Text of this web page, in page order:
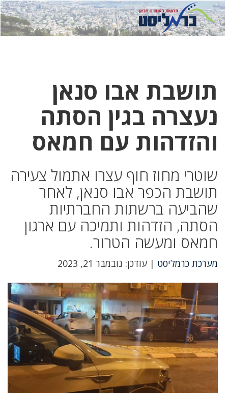
לחץ
כאן
לחץ
כדי
תושבת אבו סנאן
נעצרה בגין הסתה
והזדהות עם חמאס
שוטרי מחוז חוף עצרו אתמול צעירה
תושבת הכפר אבו סנאן, לאחר
שהביעה ברשתות החברתיות
הסתה, הזדהות ותמיכה עם ארגון
חמאס ומעשה הטרור.
מערכת כרמליסט | עודכן: נובמבר 21, 2023